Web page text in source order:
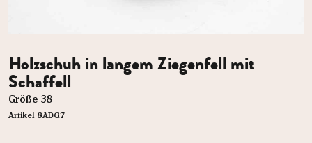
Holzschuh in langem Ziegenfell mit
Schaffell
Größe 38
Artikel 8ADG7